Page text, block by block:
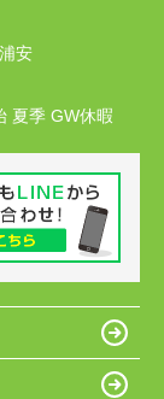
安
夏季 GW休暇